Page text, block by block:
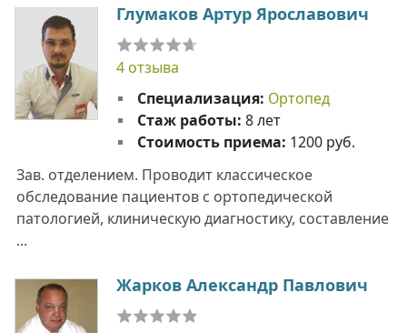
Глумаков Артур Ярославович
4 отзыва
Специализация: Ортопед
Стаж работы: 8 лет
Стоимость приема: 1200 руб.
Зав. отделением. Проводит классическое
обследование пациентов с ортопедической
патологией, клиническую диагностику, составление
...
Жарков Александр Павлович